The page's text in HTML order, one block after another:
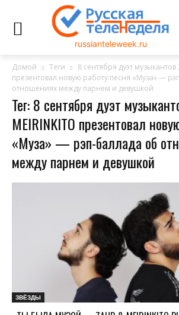
russianteleweek.ru
Домой Теги
8 сентября дуэт музыкантов
презентовал новую работу:песня «Муза» —
отношениях между парнем и девушкой
Тег: 8 сентября дуэт
MEIRINKITO презентовал
«Муза» — рэп-баллада об
между парнем и девушкой
ЗВЁЗДЫ